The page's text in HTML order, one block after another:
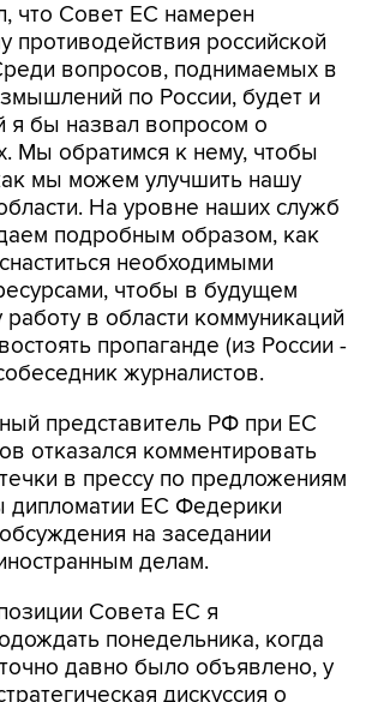
что Совет ЕС намерен
противодействия российской
вопросов, поднимаемых в
по России, будет и
я бы назвал вопросом о
Мы обратимся к нему, чтобы
мы можем улучшить нашу
На уровне наших служб
подробным образом, как
необходимыми
чтобы в будущем
в области коммуникаций
пропаганде (из России -
журналистов.
представитель РФ при ЕС
отказался комментировать
в прессу по предложениям
дипломатии ЕС Федерики
на заседании
делам.
Совета ЕС я
понедельника, когда
давно было объявлено, у
дискуссия о